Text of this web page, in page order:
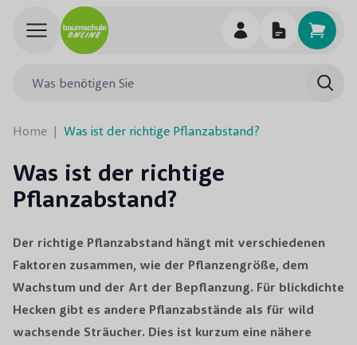
Skip to Content
Home | Was ist der richtige Pflanzabstand?
Was ist der richtige
Pflanzabstand?
Der richtige Pflanzabstand hängt mit verschiedenen
Faktoren zusammen, wie der Pflanzengröße, dem
Wachstum und der Art der Bepflanzung. Für blickdichte
Hecken gibt es andere Pflanzabstände als für wild
wachsende Sträucher. Dies ist kurzum eine nähere